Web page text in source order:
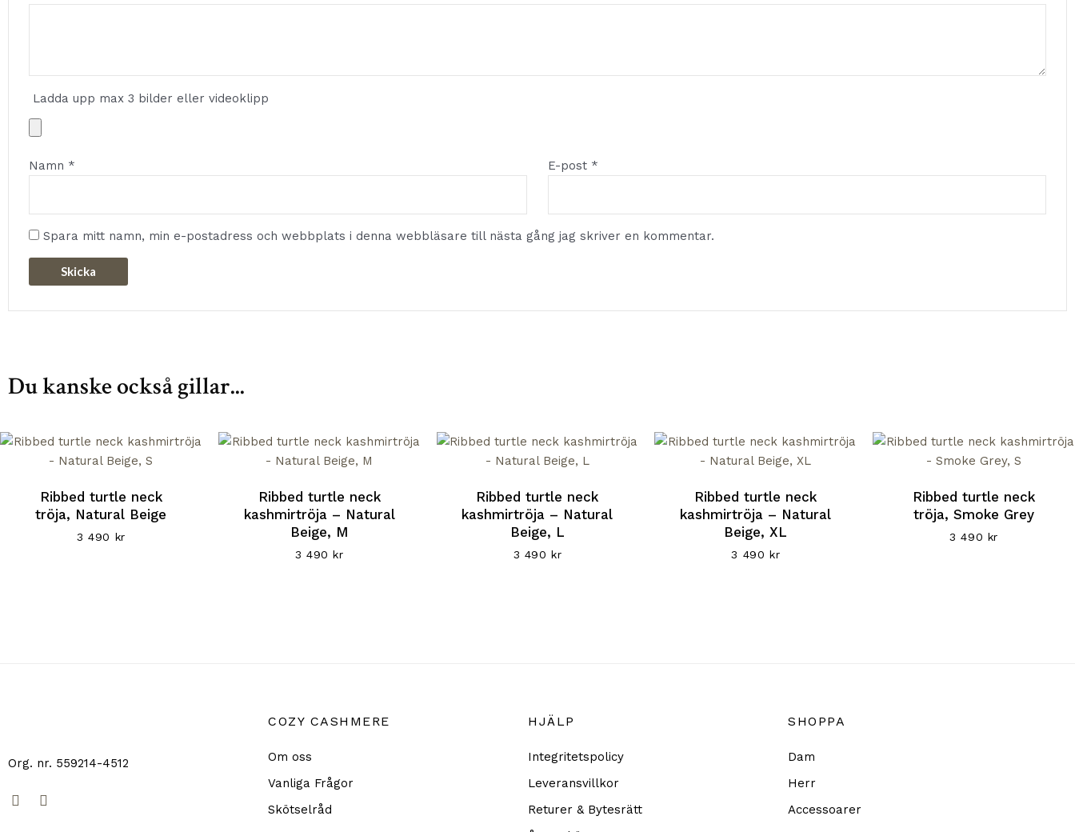
Ladda upp max 3 bilder eller videoklipp
Namn * E-post *
Spara mitt namn, min e-postadress och webbplats i denna webbläsare till nästa gång jag skriver en kommentar.
Du kanske också gillar...
Ribbed turtle neck
tröja, Natural Beige
3 490 kr
Ribbed turtle neck
kashmirtröja – Natural
Beige, M
3 490kr
Ribbed turtle neck
kashmirtröja – Natural
Beige, L
3 490kr
Ribbed turtle neck
kashmirtröja – Natural
Beige, XL
3 490 kr
Ribbed turtle neck
tröja, Smoke Grey
3 490 kr
Org. nr. 559214-4512
F
E
COZY CASHMERE
Om oss
Vanliga Frågor
Skötselråd
HJÄLP
Integritetspolicy
Leveransvillkor
Returer & Bytesrätt
SHOPPA
Dam
Herr
Accessoarer